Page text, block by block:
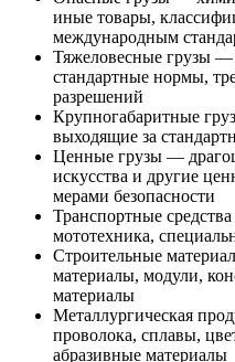
иные товары,
международным
Тяжеловесные грузы
стандартные нормы,
разрешений
Крупногабаритные
выходящие за
Ценные грузы —
искусства и другие
мерами безопасности
Транспортные
мототехника,
Строительные
материалы, модули,
материалы
Металлургическая
проволока, сплавы,
абразивные материалы